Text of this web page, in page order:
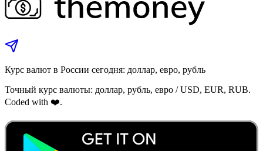
Курс валют в России сегодня: доллар, евро, рубль
Точный курс валюты: доллар, рубль, евро / USD, EUR, RUB.
Coded with ❤️.